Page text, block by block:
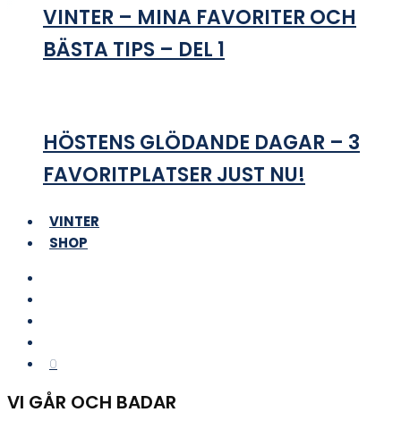
VINTER – MINA FAVORITER OCH
BÄSTA TIPS – DEL 1
HÖSTENS GLÖDANDE DAGAR – 3
FAVORITPLATSER JUST NU!
VINTER
SHOP
0
VI GÅR OCH BADAR